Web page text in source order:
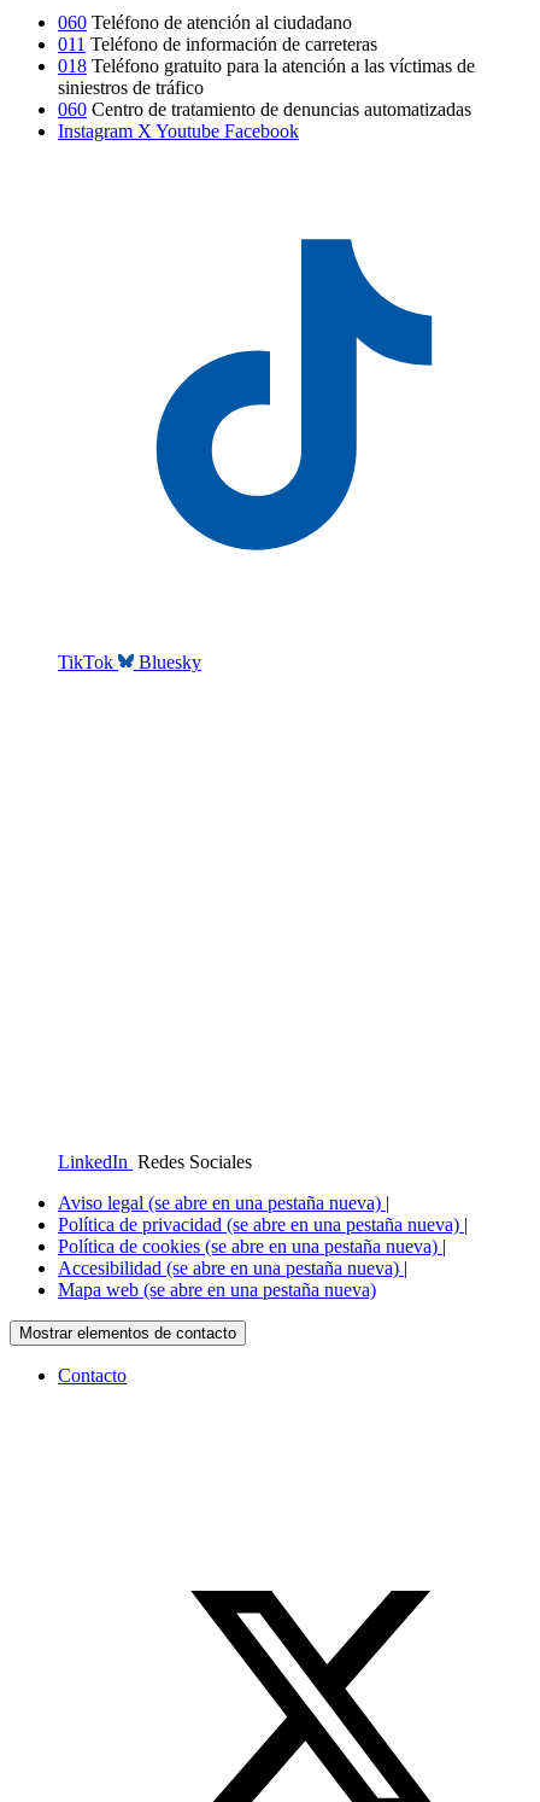
060 Teléfono de atención al ciudadano
011 Teléfono de información de carreteras
018 Teléfono gratuito para la atención a las víctimas de
siniestros de tráfico
060 Centro de tratamiento de denuncias automatizadas
Instagram X Youtube Facebook
TikTok Bluesky
LinkedIn Redes Sociales
Aviso legal (se abre en una pestaña nueva) |
Política de privacidad (se abre en una pestaña nueva) |
Política de cookies (se abre en una pestaña nueva) |
Accesibilidad (se abre en una pestaña nueva) |
Mapa web (se abre en una pestaña nueva)
Mostrar elementos de contacto
Contacto